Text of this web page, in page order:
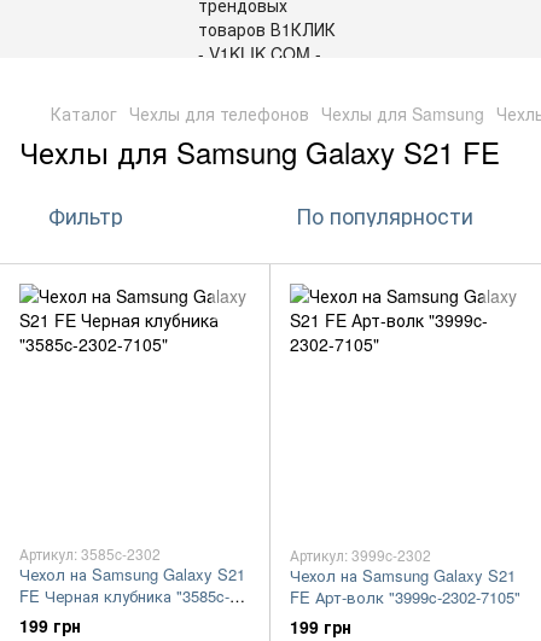
Каталог Чехлы для телефонов Чехлы для Samsung
Чехлы для Samsung Galaxy S21 FE
Фильтр По популярности
Артикул: 3585c-2302
Чехол на Samsung Galaxy S21
FE Черная клубника "3585c-
2302-7105"
199 грн
Артикул: 3999c-2302
Чехол на Samsung Galaxy S21
FE Арт-волк "3999c-2302-7105"
199 грн